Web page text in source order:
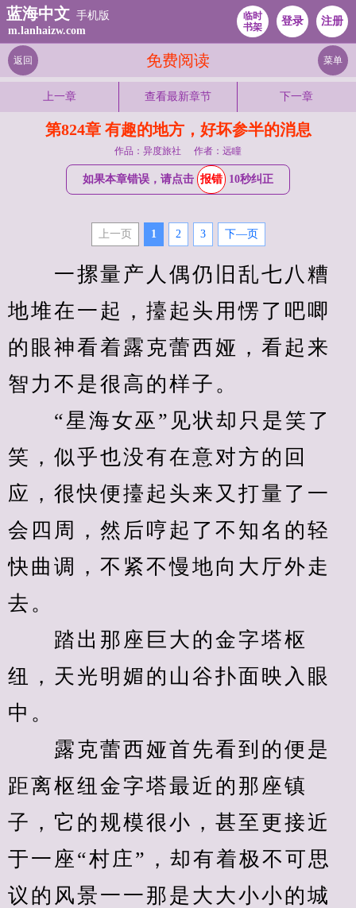
蓝海中文 手机版
m.lanhaizw.com
临时
书架
登录 注册
免费阅读
返回 菜单
上一章 查看最新章节 下一章
第824章 有趣的地方，好坏参半的消息
作品：异度旅社 作者：远瞳
如果本章错误，请点击 报错 10秒纠正
上一页 1 2 3 下—页
一摞量产人偶仍旧乱七八糟
地堆在一起，擡起头用愣了吧唧
的眼神看着露克蕾西娅，看起来
智力不是很高的样子。
“星海女巫”见状却只是笑了
笑，似乎也没有在意对方的回
应，很快便擡起头来又打量了一
会四周，然后哼起了不知名的轻
快曲调，不紧不慢地向大厅外走
去。
踏出那座巨大的金字塔枢
纽，天光明媚的山谷扑面映入眼
中。
露克蕾西娅首先看到的便是
距离枢纽金字塔最近的那座镇
子，它的规模很小，甚至更接近
于一座“村庄”，却有着极不可思
议的风景一一那是大大小小的城